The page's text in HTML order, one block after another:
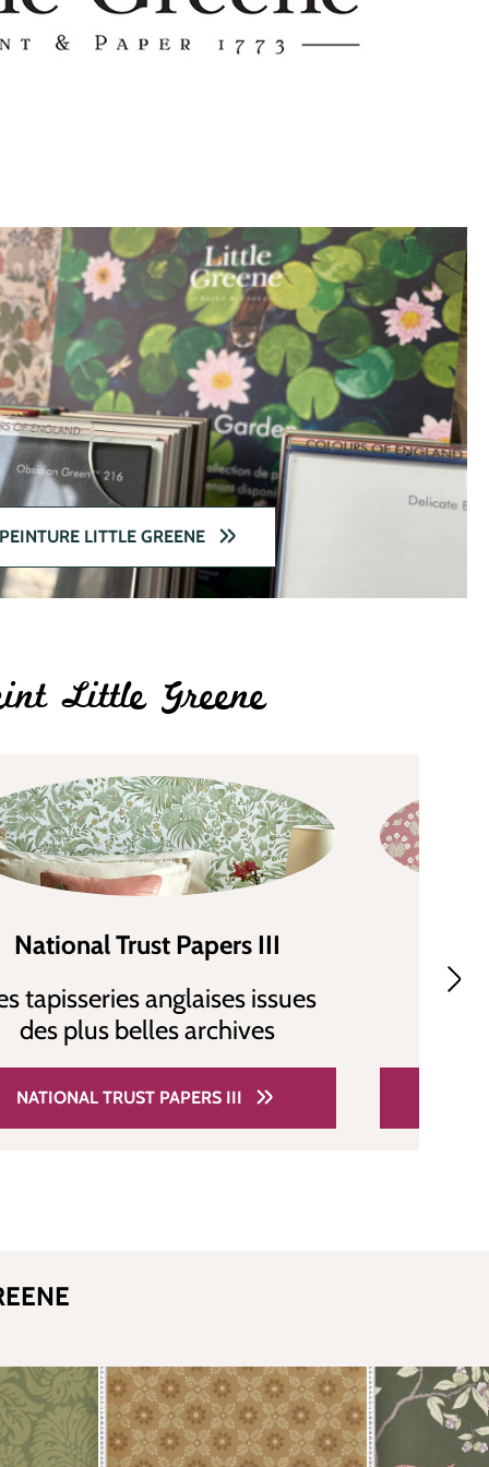
PEINTURE LITTLE GREENE
Little Greene
National Trust Papers III
tapisseries anglaises issues
des plus belles archives
NATIONAL TRUST PAPERS III
Le